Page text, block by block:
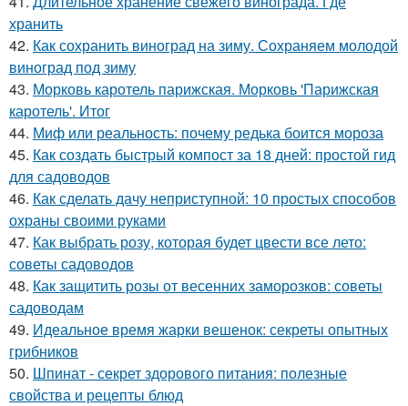
хранить
42. Как сохранить виноград на зиму. Сохраняем молодой
виноград под зиму
43. Морковь каротель парижская. Морковь 'Парижская
каротель'. Итог
44. Миф или реальность: почему редька боится мороза
45. Как создать быстрый компост за 18 дней: простой гид
для садоводов
46. Как сделать дачу неприступной: 10 простых способов
охраны своими руками
47. Как выбрать розу, которая будет цвести все лето:
советы садоводов
48. Как защитить розы от весенних заморозков: советы
садоводам
49. Идеальное время жарки вешенок: секреты опытных
грибников
50. Шпинат - секрет здорового питания: полезные
свойства и рецепты блюд